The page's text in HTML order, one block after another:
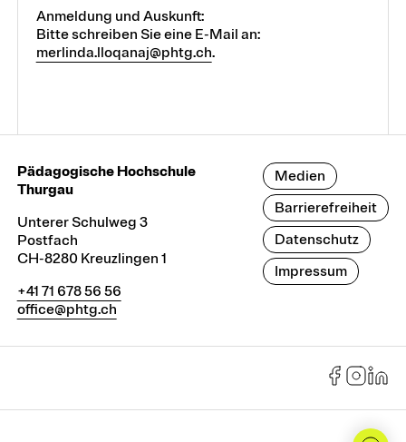
Anmeldung und Auskunft:
Bitte schreiben Sie eine E-Mail an:
merlinda.lloqanaj@phtg.ch.
Pädagogische Hochschule
Thurgau
Unterer Schulweg 3
Postfach
CH-8280 Kreuzlingen 1
+41 71 678 56 56
office@phtg.ch
Medien
Barrierefreiheit
Datenschutz
Impressum